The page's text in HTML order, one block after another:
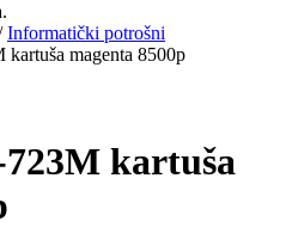
Informatički potrošni
magenta 8500p
kartuša